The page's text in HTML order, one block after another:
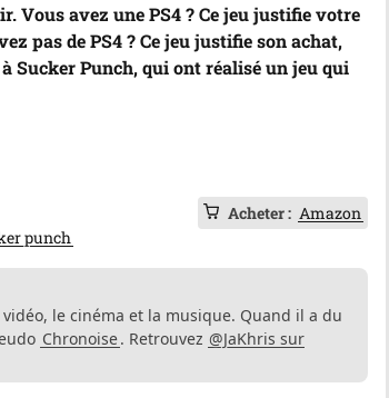
Vous avez une PS4 ? Ce jeu justifie votre
pas de PS4 ? Ce jeu justifie son achat,
Sucker Punch, qui ont réalisé un jeu qui
Acheter : Amazon
punch
le cinéma et la musique. Quand il a du
Chronoise. Retrouvez @JaKhris sur